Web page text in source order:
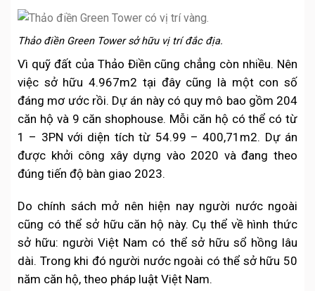
Thảo điền Green Tower sở hữu vị trí đắc địa.
Vì quỹ đất của Thảo Điền cũng chẳng còn nhiều. Nên
việc sở hữu 4.967m2 tại đây cũng là một con số
đáng mơ ước rồi. Dự án này có quy mô bao gồm 204
căn hộ và 9 căn shophouse. Mỗi căn hộ có thể có từ
1 – 3PN với diện tích từ 54.99 – 400,71m2. Dự án
được khởi công xây dựng vào 2020 và đang theo
đúng tiến độ bàn giao 2023.
Do chính sách mở nên hiện nay người nước ngoài
cũng có thể sở hữu căn hộ này. Cụ thể về hình thức
sở hữu: người Việt Nam có thể sở hữu sổ hồng lâu
dài. Trong khi đó người nước ngoài có thể sở hữu 50
năm căn hộ, theo pháp luật Việt Nam.